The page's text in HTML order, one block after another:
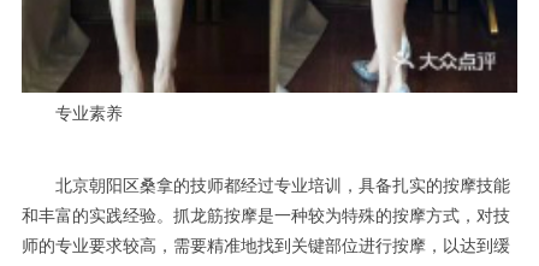
专业素养
北京朝阳区桑拿的技师都经过专业培训，具备扎实的按摩技能
和丰富的实践经验。抓龙筋按摩是一种较为特殊的按摩方式，对技
师的专业要求较高，需要精准地找到关键部位进行按摩，以达到缓